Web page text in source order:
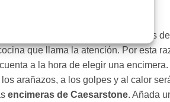
del diseño de una cocina. Podemos
que llama la atención. Por esta
a la hora de elegir una
arañazos, a los golpes y al calor
encimeras de Caesarstone. Añada